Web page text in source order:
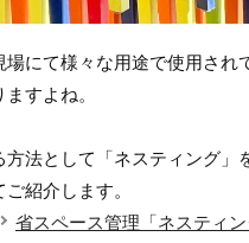
にて様々な用途で使用さ
すよね。
法として「ネスティング
紹介します。
省スペース管理「ネスティン